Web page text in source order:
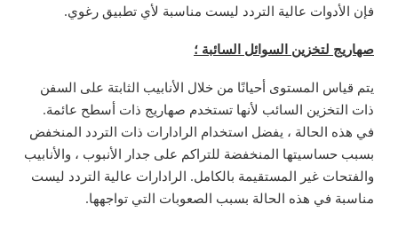
فإن الأدوات عالية التردد ليست مناسبة لأي تطبيق رغوي.
صهاريج لتخزين السوائل السائبة ؛
يتم قياس المستوى أحيانًا من خلال الأنابيب الثابتة على السفن
ذات التخزين السائب لأنها تستخدم صهاريج ذات أسطح عائمة.
في هذه الحالة ، يفضل استخدام الرادارات ذات التردد المنخفض
بسبب حساسيتها المنخفضة للتراكم على جدار الأنبوب ، والأنابيب
والفتحات غير المستقيمة بالكامل. الرادارات عالية التردد ليست
مناسبة في هذه الحالة بسبب الصعوبات التي تواجهها.